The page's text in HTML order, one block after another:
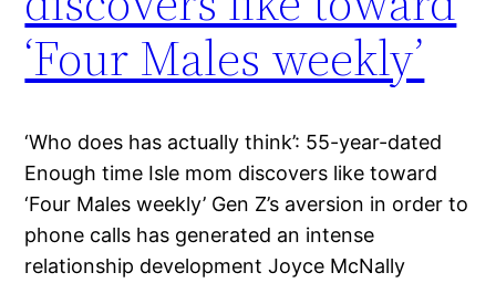
‘Four Males weekly’
‘Who does has actually think’: 55-year-dated
Enough time Isle mom discovers like toward
‘Four Males weekly’ Gen Z’s aversion in order to
phone calls has generated an intense
relationship development Joyce McNally